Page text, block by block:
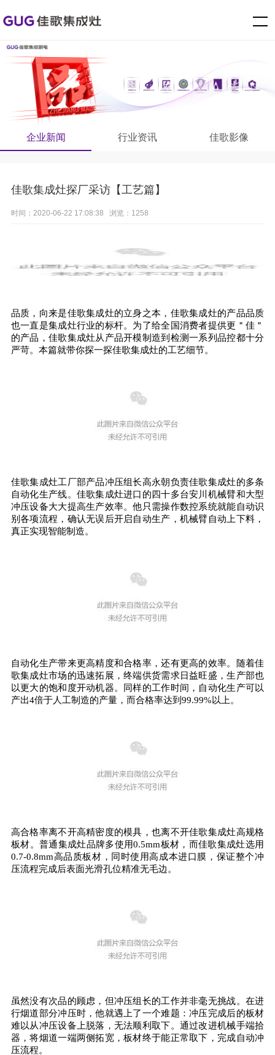
企业新闻 行业资讯 佳歌影像
佳歌集成灶探厂采访【工艺篇】
时间：2020-06-22 17:08:38 浏览：1258
品质，向来是佳歌集成灶的立身之本，佳歌集成灶的产品品质
也一直是集成灶行业的标杆。为了给全国消费者提供更＂佳＂
的产品，佳歌集成灶从产品开模制造到检测一系列品控都十分
严苛。本篇就带你探一探佳歌集成灶的工艺细节。
佳歌集成灶工厂部产品冲压组长高永朝负责佳歌集成灶的多条
自动化生产线。佳歌集成灶进口的四十多台安川机械臂和大型
冲压设备大大提高生产效率。他只需操作数控系统就能自动识
别各项流程，确认无误后开启自动生产，机械臂自动上下料，
真正实现智能制造。
自动化生产带来更高精度和合格率，还有更高的效率。随着佳
歌集成灶市场的迅速拓展，终端供货需求日益旺盛，生产部也
以更大的饱和度开动机器。同样的工作时间，自动化生产可以
产出4倍于人工制造的产量，而合格率达到99.99%以上。
高合格率离不开高精密度的模具，也离不开佳歌集成灶高规格
板材。普通集成灶品牌多使用0.5mm板材，而佳歌集成灶选用
0.7-0.8mm高品质板材，同时使用高成本进口膜，保证整个冲
压流程完成后表面光滑孔位精准无毛边。
虽然没有次品的顾虑，但冲压组长的工作并非毫无挑战。在进
行烟道部分冲压时，他就遇上了一个难题：冲压完成后的板材
难以从冲压设备上脱落，无法顺利取下。通过改进机械手端拾
器，将烟道一端两侧拓宽，板材终于能正常取下，完成自动冲
压流程。